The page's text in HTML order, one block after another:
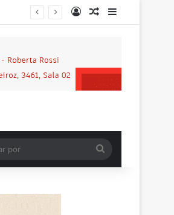
EntrarArtigo aleatório
por